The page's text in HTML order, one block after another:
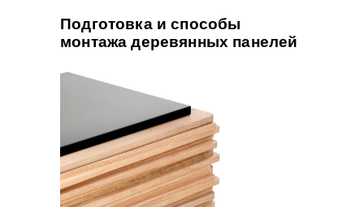
Подготовка и способы
монтажа деревянных панелей